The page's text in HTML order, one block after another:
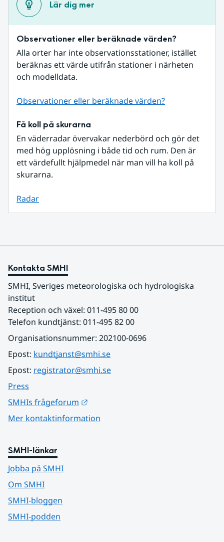
Lär dig mer
Observationer eller beräknade värden?
Alla orter har inte observationsstationer, istället
beräknas ett värde utifrån stationer i närheten
och modelldata.
Observationer eller beräknade värden?
Få koll på skurarna
En väderradar övervakar nederbörd och gör det
med hög upplösning i både tid och rum. Den är
ett värdefullt hjälpmedel när man vill ha koll på
skurarna.
Radar
Kontakta SMHI
SMHI, Sveriges meteorologiska och hydrologiska
institut
Reception och växel: 011-495 80 00
Telefon kundtjänst: 011-495 82 00
Organisationsnummer: 202100-0696
Epost: kundtjanst@smhi.se
Epost: registrator@smhi.se
Press
SMHIs frågeforum
Mer kontaktinformation
SMHI-länkar
Jobba på SMHI
Om SMHI
SMHI-bloggen
SMHI-podden